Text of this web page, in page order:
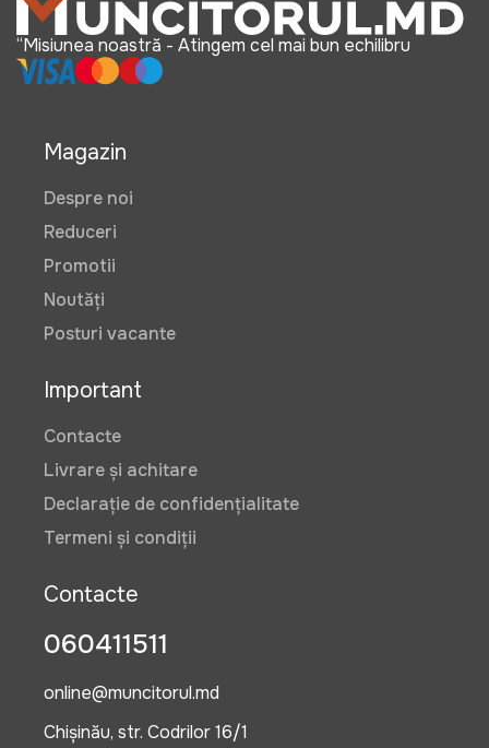
“Misiunea noastră - Atingem cel mai bun echilibru
Magazin
Despre noi
Reduceri
Promotii
Noutăți
Posturi vacante
Important
Contacte
Livrare și achitare
Declarație de confidențialitate
Termeni și condiții
Contacte
060411511
online@muncitorul.md
Chișinău, str. Codrilor 16/1